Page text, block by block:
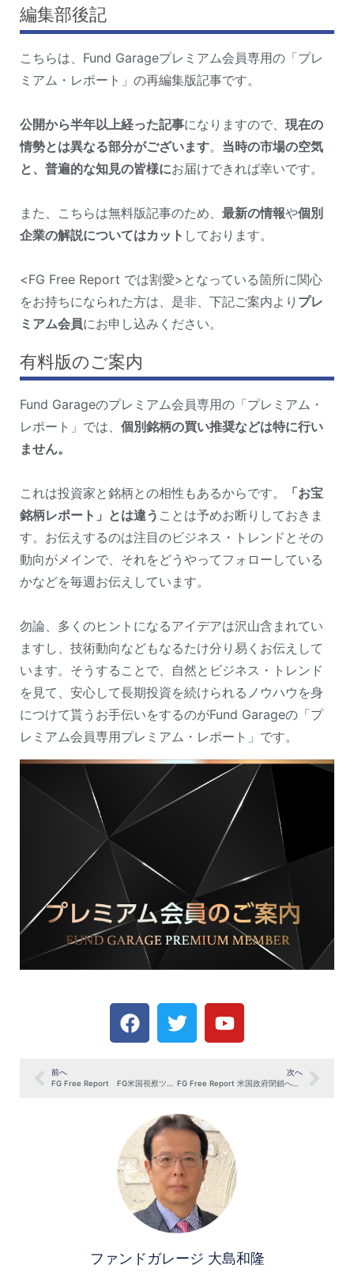
編集部後記
こちらは、Fund Garageプレミアム会員専用の「プレ
ミアム・レポート」の再編集版記事です。
公開から半年以上経った記事になりますので、 現在の
情勢とは異なる部分がございます。 当時の市場の空気
と、普遍的な知見の皆様にお届けできれば幸いです。
また、こちらは無料版記事のため、 最新の情報や個別
企業の解説についてはカット しております。
<FG Free Report では割愛>となっている箇所に関心
をお持ちになられた方は、是非、下記ご案内より プレ
ミアム会員にお申し込みください。
有料版のご案内
Fund Garageのプレミアム会員専用の「プレミアム・
レポート」では、 個別銘柄の買い推奨などは特に行い
ません。
これは投資家と銘柄との相性もあるからです。
「お宝
銘柄レポート」とは違う ことは予めお断りしておきま
す。お伝えするのは注目のビジネス・トレンドとその
動向がメインで、それをどうやってフォローしている
かなどを毎週お伝えしています。
勿論、多くのヒントになるアイデアは沢山含まれてい
ますし、技術動向などもなるたけ分り易くお伝えして
います。そうすることで、自然とビジネス・トレンド
を見て、安心して長期投資を続けられるノウハウを身
につけて貰うお手伝いをするのがFund Garageの「プ
レミアム会員専用プレミアム・レポート」です。
前へ
FG Free Report FG米国視察ツアー②米国物価高のリアル（10月9日号抜粋）
次へ
FG Free Report 米国政府閉鎖への懸念（10月23日号抜粋）
ファンドガレージ 大島和隆